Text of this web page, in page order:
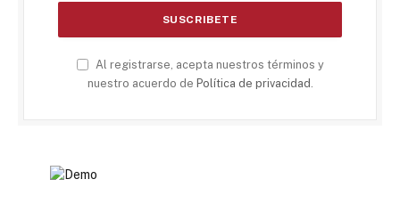
Al registrarse, acepta nuestros términos y
nuestro acuerdo de Política de privacidad .